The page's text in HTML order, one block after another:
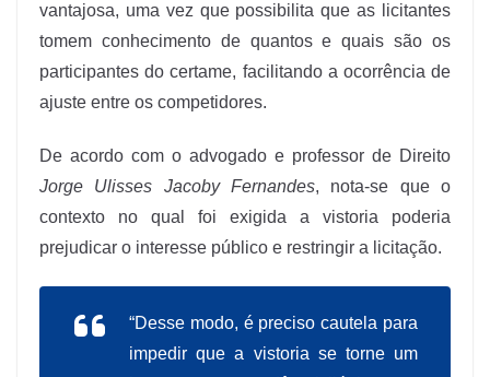
vantajosa, uma vez que possibilita que as licitantes
tomem conhecimento de quantos e quais são os
participantes do certame, facilitando a ocorrência de
ajuste entre os competidores.
De acordo com o advogado e professor de Direito
Jorge Ulisses Jacoby Fernandes, nota-se que o
contexto no qual foi exigida a vistoria poderia
prejudicar o interesse público e restringir a licitação.
“Desse modo, é preciso cautela para
impedir que a vistoria se torne um